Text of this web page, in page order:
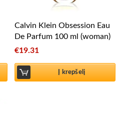
Calvin Klein Obsession Eau
De Parfum 100 ml (woman)
€19.31
Į krepšelį